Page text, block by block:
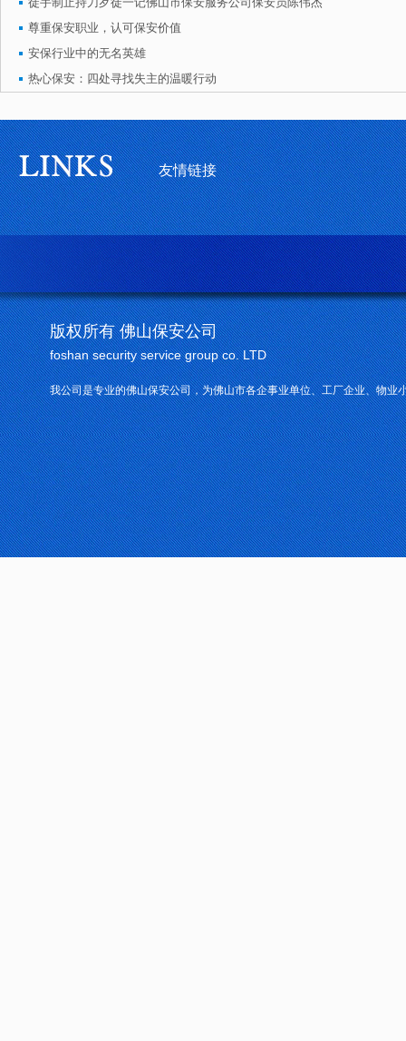
尊重保安职业，认可保安价值
安保行业中的无名英雄
热心保安：四处寻找失主的温暖行动
友情链接
版权所有 佛山保安公司
foshan security service group co. LTD
我公司是专业的佛山保安公司，为佛山市各企事业单位、工厂企业、物